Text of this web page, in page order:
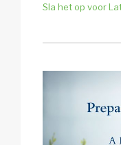
Sla het op voor